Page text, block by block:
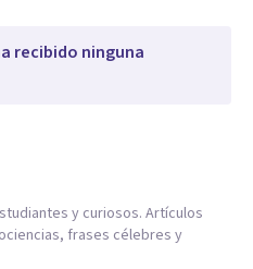
recibido ninguna
y curiosos. Artículos
frases célebres y